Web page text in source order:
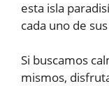
esta isla
cada uno de
Si buscamos
mismos,